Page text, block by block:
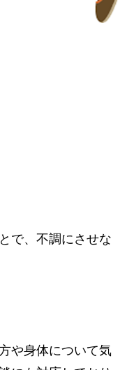
で、不調にさせな
や身体について気